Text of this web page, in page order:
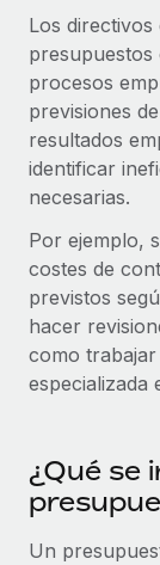
Conecta
mediante
Optimiza
esenciales.
Pregunta a
Obtén ayuda
y
Simplifica
Adelántate
ASOCIARSE
Socios
Integra la
Descubre
Remote
CASOS
Webinarios
Eventos
Sala de
Información
Obtén ayuda
Consulta
EOR y PEO
Contractor
한국어
中文（简体）
Los directivos
presupuestos
procesos
previsiones
resultados
identificar
necesarias.
Por ejemplo,
costes de
previstos
hacer
como
especializada
¿Qué se
Un